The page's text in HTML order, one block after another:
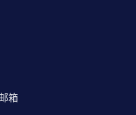
箱